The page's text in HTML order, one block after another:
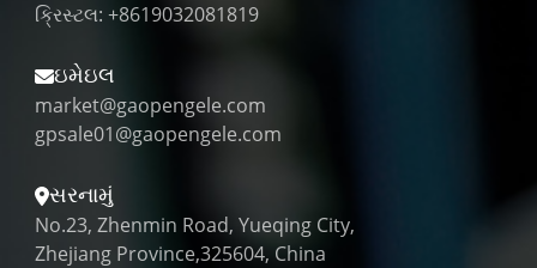
ક્રિસ્ટલ: +8619032081819
ઇમેઇલ
market@gaopengele.com
gpsale01@gaopengele.com
સરનામું
No.23, Zhenmin Road, Yueqing City,
Zhejiang Province,325604, China